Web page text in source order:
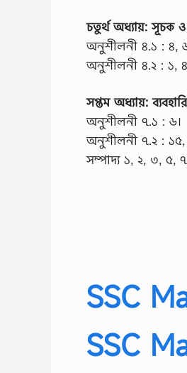
চতুর্থ অধ্যায়: সূচক
অনুশীলনী ৪.১ : ৪,
অনুশীলনী ৪.২ : ১,
সপ্তম অধ্যায়:
অনুশীলনী ৭.১ : ৬।
অনুশীলনী ৭.২ : ১৫,
সম্পাদ্য ১, ২, ৩, ৫,
SSC
SSC